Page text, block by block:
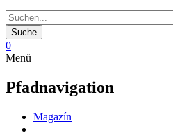
0
Menü
Pfadnavigation
Magazín